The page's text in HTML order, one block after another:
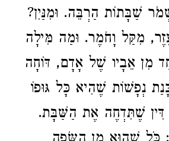
שַׁבָּתוֹת הַרְבֵּה. וּמִנַּיִן?
מִקַּל וָחֹמֶר. וּמַה מִּילָה
מִן אֵבָיו שֶׁל אָדָם, דּוֹחָה
נְפָשׁוֹת שֶׁהִיא כָּל גּוּפוֹ
דִּין שֶׁתִּדְחֶה אֶת הַשַּׁבָּת.